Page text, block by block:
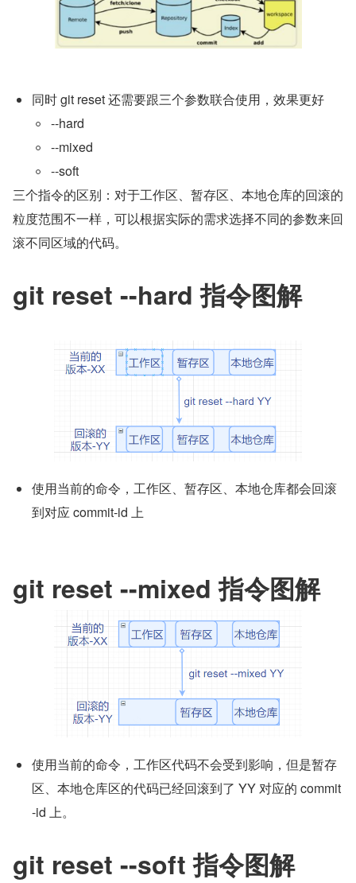
同时 git reset 还需要跟三个参数联合使用，效果更好
--hard
--mixed
--soft
三个指令的区别：对于工作区、暂存区、本地仓库的回滚的
粒度范围不一样，可以根据实际的需求选择不同的参数来回
滚不同区域的代码。
git reset --hard 指令图解
使用当前的命令，工作区、暂存区、本地仓库都会回滚
到对应 commit-id 上
git reset --mixed 指令图解
使用当前的命令，工作区代码不会受到影响，但是暂存
区、本地仓库区的代码已经回滚到了 YY 对应的 commit
-id 上。
git reset --soft 指令图解